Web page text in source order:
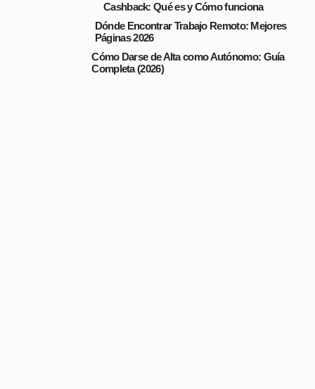
Cashback: Qué es y Cómo funciona
Dónde Encontrar Trabajo Remoto: Mejores
Páginas 2026
Cómo Darse de Alta como Autónomo: Guía
Completa (2026)